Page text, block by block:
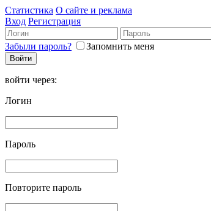
Статистика О сайте и реклама
Вход Регистрация
Забыли пароль? Запомнить меня
войти через:
Логин
Пароль
Повторите пароль